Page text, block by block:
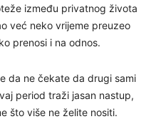
između privatnog života
već neko vrijeme preuzeo
prenosi i na odnos.
da ne čekate da drugi sami
period traži jasan nastup,
što više ne želite nositi.